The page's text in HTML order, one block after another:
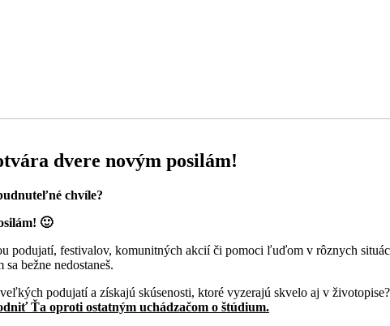
dvere novým posilám!
chvíle?
🙂
festivalov, komunitných akcií či pomoci ľuďom v rôznych
bežne nedostaneš.
podujatí a získajú skúsenosti, ktoré vyzerajú skvelo aj v životopise?
Ťa oproti ostatným uchádzačom o štúdium.